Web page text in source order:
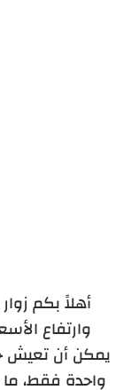
أهلاً بكم
وارتفاع
يمكن أن تعيش
واحدة فقط، ما